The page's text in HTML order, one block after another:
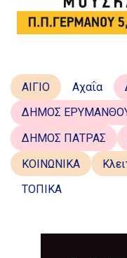
ΑΙΓΙΟ Αχαΐα
ΔΗΜΟΣ
ΔΗΜΟΣ ΠΑΤΡΑΣ
ΚΟΙΝΩΝΙΚΑ
ΤΟΠΙΚΑ